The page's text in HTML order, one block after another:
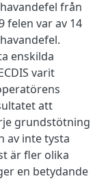
från
felen var av 14
enskilda
varit
att
grundstötning
av inte tysta
är fler olika
en betydande